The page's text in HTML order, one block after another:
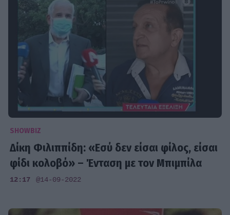
SHOWBIZ
Δίκη Φιλιππίδη: «Εσύ δεν είσαι φίλος, είσαι
φίδι κολοβό» – Ένταση με τον Μπιμπίλα
12:17 @14-09-2022